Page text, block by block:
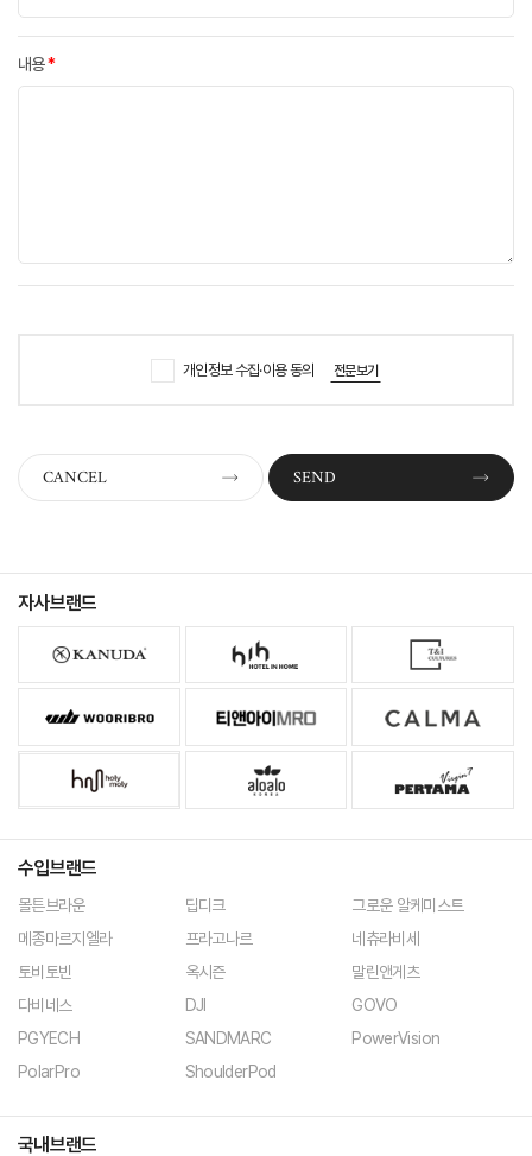
내용*
개인정보 수집·이용 동의 전문보기
CANCEL SEND
자사브랜드
가누다 호텔인홈 티앤아이 컬쳐스
우리형닷컴 티앤아이MRO 까르마
수입브랜드
몰튼브라운 딥디크
그로운 알케미스트
메종마르지엘라
프라고나르
네츄라비세
토비토빈
옥시즌
말린앤게츠
다비네스
DJI
GOVO
PGYECH
SANDMARC
PowerVision
PolarPro
ShoulderPod
국내브랜드